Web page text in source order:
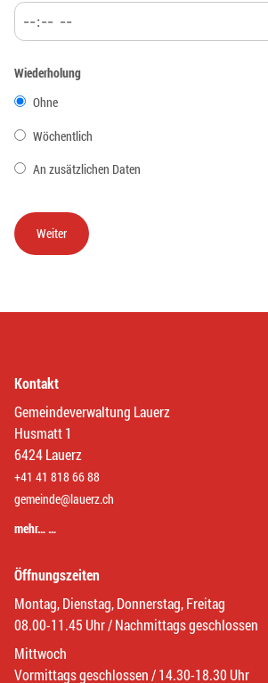
Wiederholung
Ohne
Wöchentlich
An zusätzlichen Daten
Kontakt
Gemeindeverwaltung Lauerz
Husmatt 1
6424 Lauerz
+41 41 818 66 88
gemeinde@lauerz.ch
mehr… …
Öffnungszeiten
Montag, Dienstag, Donnerstag, Freitag
08.00-11.45 Uhr / Nachmittags geschlossen
Mittwoch
Vormittags geschlossen / 14.30-18.30 Uhr